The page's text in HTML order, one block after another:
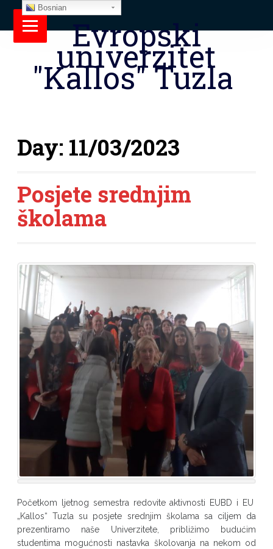
Evropski
univerzitet
"Kallos" Tuzla
Day: 11/03/2023
Posjete srednjim
školama
Početkom ljetnog semestra redovite aktivnosti EUBD i EU
„Kallos“ Tuzla su posjete srednjim školama sa ciljem da
prezentiramo naše Univerzitete, približimo budućim
studentima mogućnosti nastavka školovanja na nekom od
Bosnian